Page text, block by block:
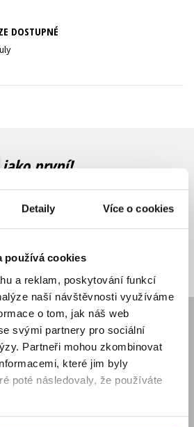
Detaily Více o cookies
používá cookies
a reklam, poskytování funkcí
naší návštěvnosti využíváme
o tom, jak náš web
svými partnery pro sociální
Partneři mohou zkombinovat
které jim byly
poté následovaly, že používáte
Všechny tituly
DOSTUPNÉ
první!
vychází, na jaké zboží je výhodná
Přihlášením k odběru našich e-
se zpracováním osobních údajů
Přihlásit se
Knižní novinky
Dárkové poukazy
Affiliate program